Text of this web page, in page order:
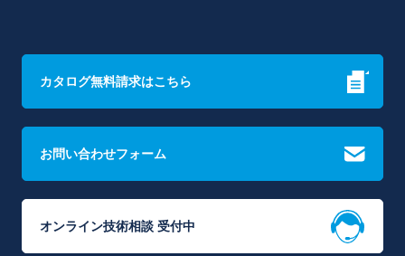
カタログ無料請求はこちら
お問い合わせフォーム
オンライン技術相談 受付中